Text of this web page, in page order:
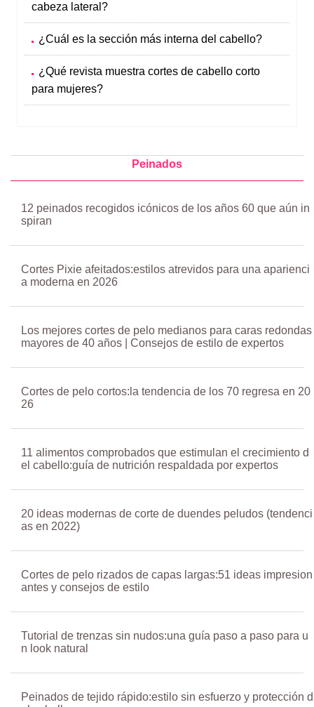
cabeza lateral?
¿Cuál es la sección más interna del cabello?
¿Qué revista muestra cortes de cabello corto
para mujeres?
Peinados
12 peinados recogidos icónicos de los años 60 que aún in
spiran
Cortes Pixie afeitados:estilos atrevidos para una aparienci
a moderna en 2026
Los mejores cortes de pelo medianos para caras redondas
mayores de 40 años | Consejos de estilo de expertos
Cortes de pelo cortos:la tendencia de los 70 regresa en 20
26
11 alimentos comprobados que estimulan el crecimiento d
el cabello:guía de nutrición respaldada por expertos
20 ideas modernas de corte de duendes peludos (tendenci
as en 2022)
Cortes de pelo rizados de capas largas:51 ideas impresion
antes y consejos de estilo
Tutorial de trenzas sin nudos:una guía paso a paso para u
n look natural
Peinados de tejido rápido:estilo sin esfuerzo y protección d